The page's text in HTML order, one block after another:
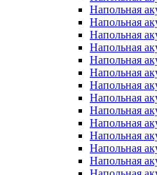
Напольная
Напольная
Напольная
Напольная
Напольная
Напольная
Напольная
Напольная
Напольная
Напольная
Напольная
Напольная
Напольная